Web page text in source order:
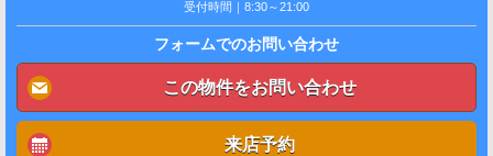
受付時間｜8:30～21:00
フォームでのお問い合わせ
この物件をお問い合わせ
来店予約